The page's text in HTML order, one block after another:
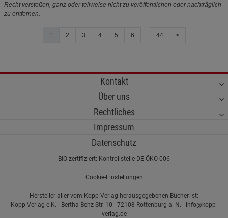
Recht verstoßen, ganz oder teilweise nicht zu veröffentlichen oder nachträglich
zu entfernen.
1 2 3 4 5 6 .... 44 >
Kontakt
Über uns
Rechtliches
Impressum
Datenschutz
BIO-zertifiziert: Kontrollstelle DE-ÖKO-006
Cookie-Einstellungen
Hersteller aller vom Kopp Verlag herausgegebenen Bücher ist:
Kopp Verlag e.K. - Bertha-Benz-Str. 10 - 72108 Rottenburg a. N. - info@kopp-
verlag.de